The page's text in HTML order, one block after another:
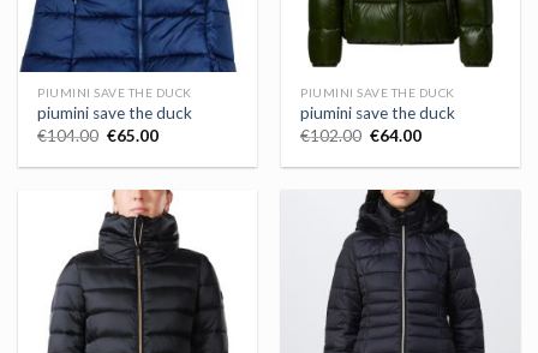
PIUMINI SAVE THE DUCK
piumini save the duck
€104.00 €65.00
PIUMINI SAVE THE DUCK
piumini save the duck
€102.00 €64.00